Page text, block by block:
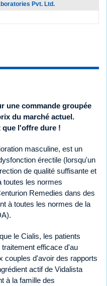
Pvt. Ltd.
une commande groupée
du marché actuel.
que l'offre dure !
masculine, est un
érectile (lorsqu'un
de qualité suffisante et
toutes les normes
Remedies dans des
à toutes les normes de la
le Cialis, les patients
efficace d'au
couples d'avoir des rapports
actif de Vidalista
à la famille des